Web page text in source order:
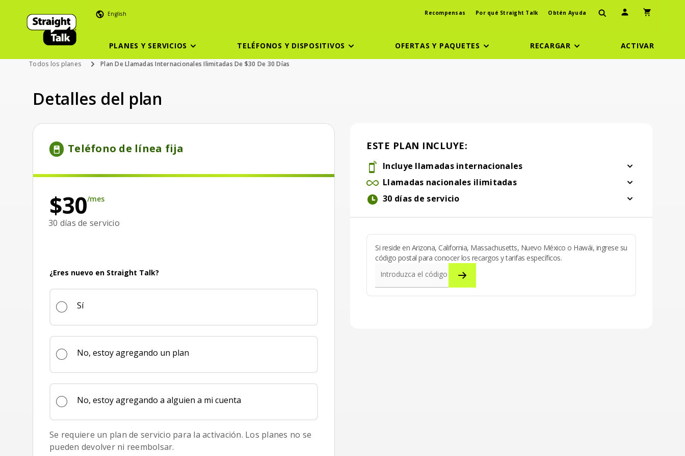
English Recompensas Por qué Straight Talk Obtén Ayuda Ícono de usuario
PLANES Y SERVICIOS TELÉFONOS Y DISPOSITIVOS OFERTAS Y PAQUETES RECARGAR ACTIVAR
Todos los planes Plan De Llamadas Internacionales Ilimitadas De $30 De 30 Días
Detalles del plan
Teléfono de línea fija
Price is 30 dollars and 00 cents monthly
$30/mes/mes
30 días de servicio
30 días de servicio
¿Eres nuevo en Straight Talk?
Sí
No, estoy agregando un plan
No, estoy agregando a alguien a mi cuenta
Se requiere un plan de servicio para la activación. Los planes no se
pueden devolver ni reembolsar.
ESTE PLAN INCLUYE:
Incluye llamadas internacionales
Incluye llamadas internacionales
Llamadas nacionales ilimitadas
Llamadas nacionales ilimitadas
30 días de servicio
Si reside en Arizona, California, Massachusetts, Nuevo México o Hawái, ingrese su
código postal para conocer los recargos y tarifas específicos.
Introduzca el código postal